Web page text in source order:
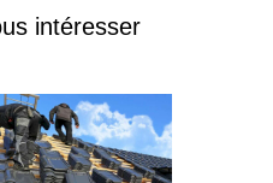
intéresser